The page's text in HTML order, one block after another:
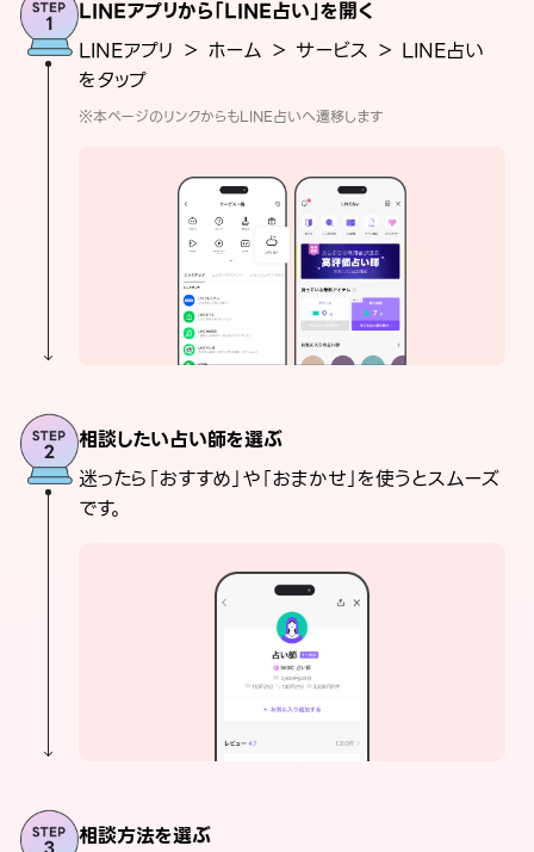
LINEアプリから「LINE占い」を開く
LINEアプリ ＞ ホーム ＞ サービス ＞ LINE占い
をタップ
※本ページのリンクからもLINE占いへ遷移します
相談したい占い師を選ぶ
迷ったら「おすすめ」や「おまかせ」を使うとスムーズ
です。
相談方法を選ぶ